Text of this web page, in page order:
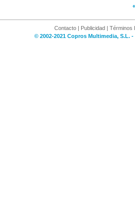
Contacto | Publicidad | Términos
© 2002-2021 Copros Multimedia, S.L.